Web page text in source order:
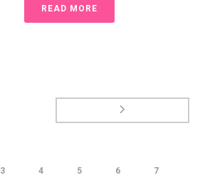
READ MORE
3 4 5 6 7